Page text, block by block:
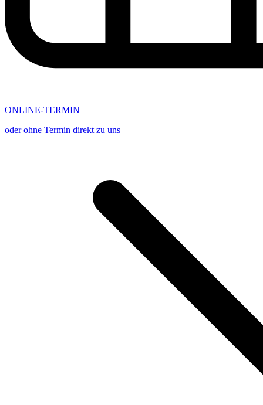
ONLINE-TERMIN
oder ohne Termin direkt zu uns